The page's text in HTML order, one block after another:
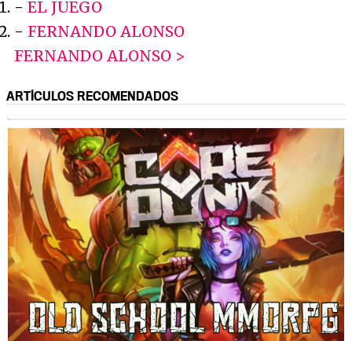
- EL JUEGO
- FERNANDO ALONSO
FERNANDO ALONSO >
ARTÍCULOS RECOMENDADOS